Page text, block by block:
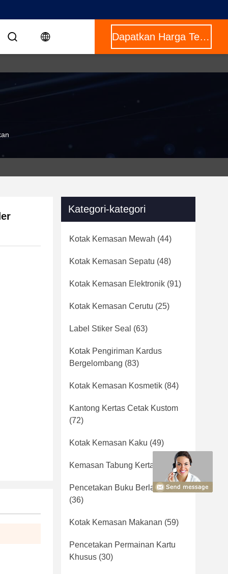
Dapatkan Harga Terbaik
Kategori-kategori
Kotak Kemasan Mewah (44)
Kotak Kemasan Sepatu (48)
Kotak Kemasan Elektronik (91)
Kotak Kemasan Cerutu (25)
Label Stiker Seal (63)
Kotak Pengiriman Kardus
Bergelombang (83)
Kotak Kemasan Kosmetik (84)
Kantong Kertas Cetak Kustom
(72)
Kotak Kemasan Kaku (49)
Kemasan Tabung Kertas (46)
Pencetakan Buku Berlapis Karat
(36)
Kotak Kemasan Makanan (59)
Pencetakan Permainan Kartu
Khusus (30)